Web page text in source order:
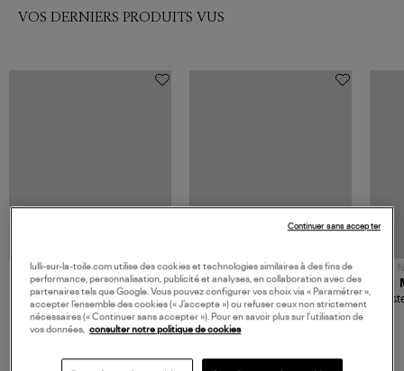
VOS DERNIERS PRODUITS VUS
480,00 €
JEROME DREYFUSS
Sac Bobi S Cuir Lamé
Champagne
NOUVELLE COLLECTION
189,00 €
TORAL
Mocassins Killian Sport
Mousse
lulli-sur-la-toile.com utilise des cookies et technologies similaires à des fins de
performance, personnalisation, publicité et analyses, en collaboration avec des
partenaires tels que Google. Vous pouvez configurer vos choix via « Paramétrer »,
accepter l’ensemble des cookies (« J’accepte ») ou refuser ceux non strictement
nécessaires (« Continuer sans accepter »). Pour en savoir plus sur l’utilisation de
vos données, consulter notre politique de cookies
Continuer sans accepter